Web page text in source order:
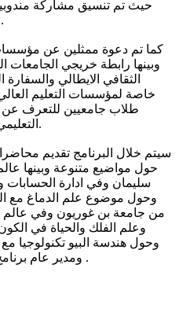
حيث تم تنسيق مشاركة
العربية الامريكية وجامعة بير زيت.
كما تم دعوة ممثلين عن مؤسسات
وبينها رابطة خريجي الجامعات
الثقافي الايطالي والسفارة
خاصة لمؤسسات التعليم
طلاب جامعيين للتعرف
التعليمي، وإمكانيات العمل ووصف المهن.
سيتم خلال البرنامج تقديم
حول مواضيع متنوعة وبينها
سليمان وفي ادارة الحسابات
وحول موضوع علم الدماغ مع
من جامعة بن غوريون وفي عالم
وعلم الفلك والحياة في
وحول هندسة البيو تكنولوجيا
ومدير عام برنامج رواد للتعليم العالي اشرف جبور .